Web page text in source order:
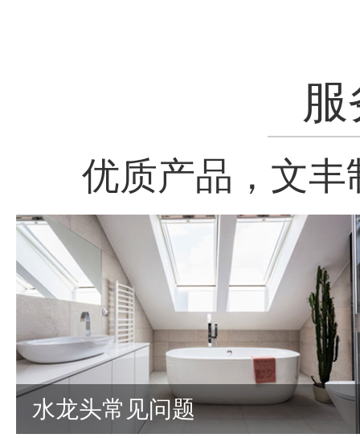
优质产品，文丰
水龙头常见问题